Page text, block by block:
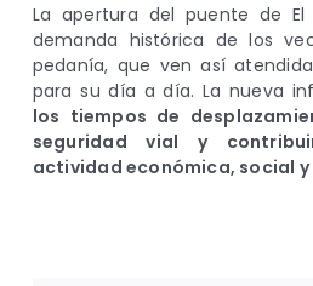
La apertura del puente de El
demanda histórica de los
pedanía, que ven así
para su día a día. La nueva
los tiempos de
seguridad vial y
actividad económica, social